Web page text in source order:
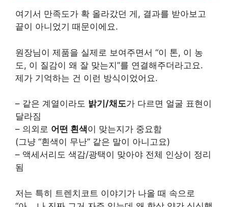
여기서 만족도가 확 올라갔던 게, 결과를 받아보고
끝이 아니었기 때문이에요.
원장님이 제품을 실제로 보여주면서 “이 톤, 이 농
도, 이 질감이 왜 잘 맞는지”를 연결해주더라고요.
제가 기억하는 건 이런 방식이었어요.
– 같은 계열이라도 밝기/채도가 다르면 얼굴 표현이
달라짐
– 의외로 어떤 흰색이 맞는지가 중요함
(그냥 “흰색이 무난” 같은 말이 아니고요)
– 액세서리도 색감/광택이 맞아야 전체 인상이 정리
됨
저는 특히 트렌치코트 이야기가 나올 때 속으로